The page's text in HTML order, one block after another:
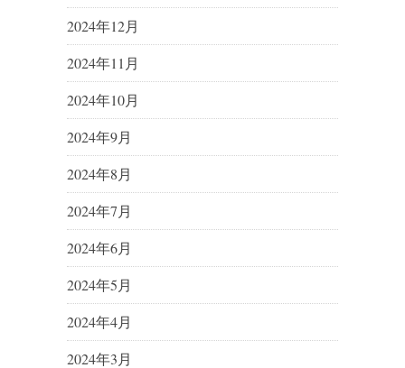
2024年12月
2024年11月
2024年10月
2024年9月
2024年8月
2024年7月
2024年6月
2024年5月
2024年4月
2024年3月